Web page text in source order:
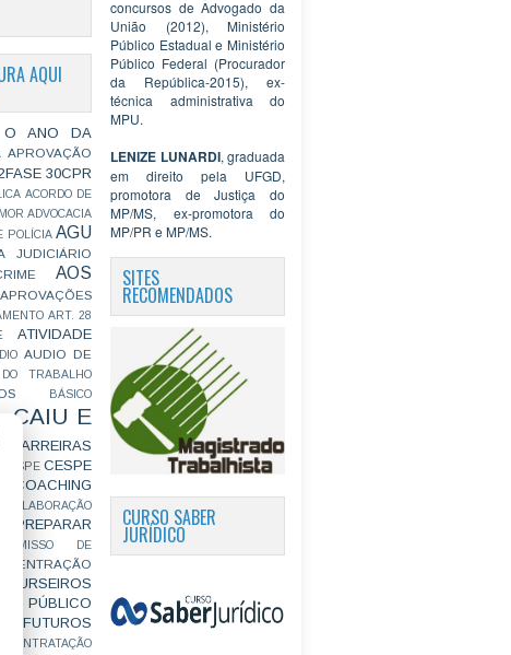
AQUI
O ANO DA
30CPR
ACORDO DE
ADVOCACIA
POLÍCIA AGU
JUDICIÁRIO
AOS
APROVAÇÕES
ART. 28
ATIVIDADE
AUDIO DE
TRABALHO
BÁSICO
CAIU E
CARREIRAS
CESPE
COACHING
COLABORAÇÃO
PREPARAR
DE
PÚBLICO
FUTUROS
CONTRATAÇÃO
concursos de Advogado da
União (2012), Ministério
Público Estadual e Ministério
Público Federal (Procurador
da República-2015), ex-
técnica administrativa do
MPU.
LENIZE LUNARDI, graduada
em direito pela UFGD,
promotora de Justiça do
MP/MS, ex-promotora do
MP/PR e MP/MS.
SITES
RECOMENDADOS
CURSO SABER
JURÍDICO